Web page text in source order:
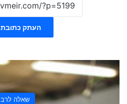
העתק כתובת url
שאלה לרב